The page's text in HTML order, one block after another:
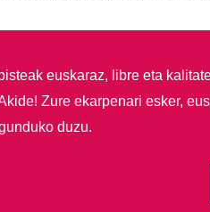
euskaraz, libre eta
Zure ekarpenari esker,
duzu.